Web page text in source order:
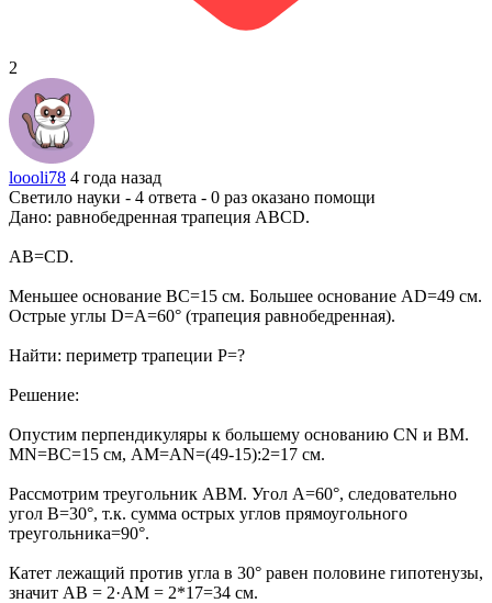
2
loooli78 4 года назад
Светило науки - 4 ответа - 0 раз оказано помощи
Дано: равнобедренная трапеция АВСD.
АВ=СD.
Меньшее основание ВС=15 см. Большее основание AD=49 см.
Острые углы D=A=60° (трапеция равнобедренная).
Найти: периметр трапеции Р=?
Решение:
Опустим перпендикуляры к большему основанию СN и ВM.
МN=BC=15 cм, АМ=АN=(49-15):2=17 см.
Рассмотрим треугольник АВМ. Угол А=60°, следовательно
угол В=30°, т.к. сумма острых углов прямоугольного
треугольника=90°.
Катет лежащий против угла в 30° равен половине гипотенузы,
значит АВ = 2·АМ = 2*17=34 см.